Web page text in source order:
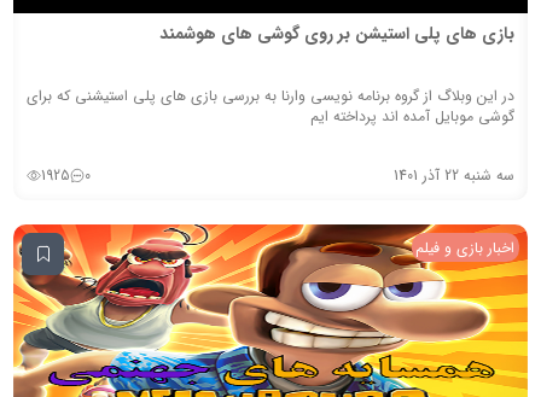
بازی های پلی استیشن بر روی گوشی های هوشمند
در این وبلاگ از گروه برنامه نویسی وارنا به بررسی بازی های پلی استیشنی که برای
گوشی موبایل آمده اند پرداخته ایم
سه شنبه 22 آذر 1401 0
1925
اخبار بازی و فیلم